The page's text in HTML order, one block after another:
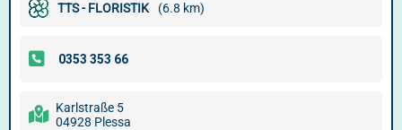
TTS - FLORISTIK (6.8 km)
Karlstraße 5
04928 Plessa